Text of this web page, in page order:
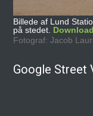
Billede af Lund
på stedet.
Fotograf: Jacob
Google Street